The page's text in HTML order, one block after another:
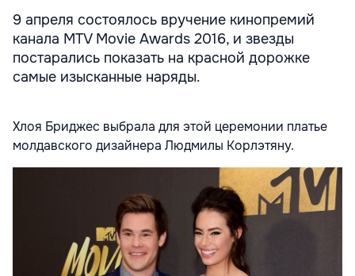
9 апреля состоялось вручение кинопремий
канала MTV Movie Awards 2016, и звезды
постарались показать на красной дорожке
самые изысканные наряды.
Хлоя Бриджес выбрала для этой церемонии платье
молдавского дизайнера Людмилы Корлэтяну.